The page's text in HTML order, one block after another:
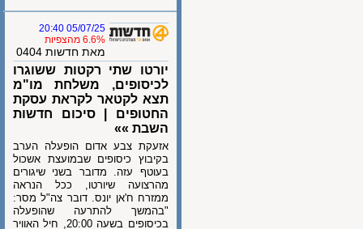
05/07/25 20:40
6.6% מהצפיות
מאת חדשות 0404
יורטו שתי רקטות ששוגרו
לכיסופים, משלחת מו"מ
תצא לקטאר לקראת עסקת
החטופים | סיכום חדשות
השבת »»
אזעקת צבע אדום הופעלה הערב
בקיבוץ כיסופים שבמועצת אשכול
בעוטף עזה. מדובר בשני שיגורים
מהרצועה שיורטו, ככל הנראה
ממזרח ח'אן יונס. דובר צה"ל מסר:
"בהמשך להתרעה שהופעלה
בכיסופים בשעה 20:00, חיל האוויר